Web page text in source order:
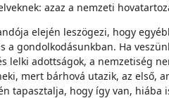
azaz a nemzeti
elején leszögezi, hogy
a gondolkodásunkban. Ha
lelki adottságok, a nemzetiség
mert bárhová utazik, az
tapasztalja, hogy így van, hiába